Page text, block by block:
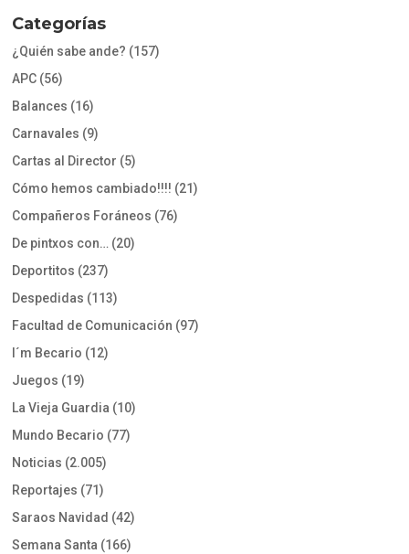
Categorías
¿Quién sabe ande? (157)
APC (56)
Balances (16)
Carnavales (9)
Cartas al Director (5)
Cómo hemos cambiado!!!! (21)
Compañeros Foráneos (76)
De pintxos con… (20)
Deportitos (237)
Despedidas (113)
Facultad de Comunicación (97)
I´m Becario (12)
Juegos (19)
La Vieja Guardia (10)
Mundo Becario (77)
Noticias (2.005)
Reportajes (71)
Saraos Navidad (42)
Semana Santa (166)